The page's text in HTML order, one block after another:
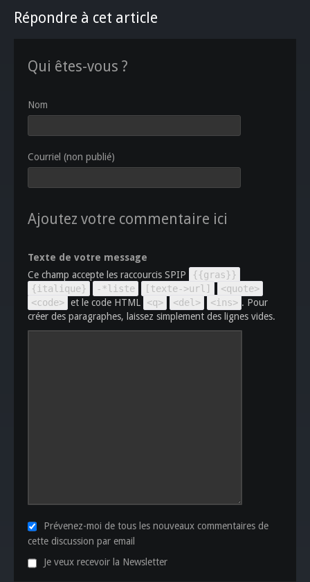
Répondre à cet article
Qui êtes-vous ?
Nom
Courriel (non publié)
Ajoutez votre commentaire ici
Texte de votre message
Ce champ accepte les raccourcis SPIP
{{gras}}
{italique}
-*liste [texte->url]
<quote>
<code> et le code HTML <q> <del> <ins> . Pour
créer des paragraphes, laissez simplement des lignes vides.
Prévenez-moi de tous les nouveaux commentaires de
cette discussion par email
Je veux recevoir la Newsletter